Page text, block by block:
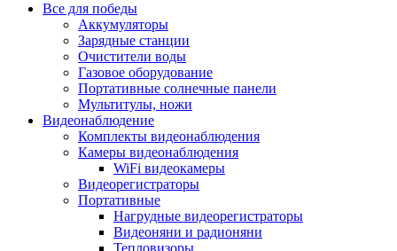
Все для победы
Аккумуляторы
Зарядные станции
Очистители воды
Газовое оборудование
Портативные солнечные панели
Мультитулы, ножи
Видеонаблюдение
Комплекты видеонаблюдения
Камеры видеонаблюдения
WiFi видеокамеры
Видеорегистраторы
Портативные
Нагрудные видеорегистраторы
Видеоняни и радионяни
Тепловизоры